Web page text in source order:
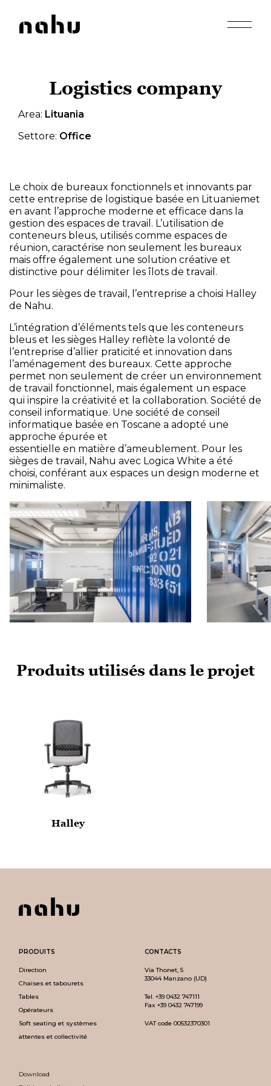
Logistics company
Area: Lituania
Settore: Office
Le choix de bureaux fonctionnels et innovants par
cette entreprise de logistique basée en Lituaniemet
en avant l’approche moderne et efficace dans la
gestion des espaces de travail. L’utilisation de
conteneurs bleus, utilisés comme espaces de
réunion, caractérise non seulement les bureaux
mais offre également une solution créative et
distinctive pour délimiter les îlots de travail.
Pour les sièges de travail, l’entreprise a choisi Halley
de Nahu.
L’intégration d’éléments tels que les conteneurs
bleus et les sièges Halley reflète la volonté de
l’entreprise d’allier praticité et innovation dans
l’aménagement des bureaux. Cette approche
permet non seulement de créer un environnement
de travail fonctionnel, mais également un espace
qui inspire la créativité et la collaboration. Société de
conseil informatique. Une société de conseil
informatique basée en Toscane a adopté une
approche épurée et
essentielle en matière d’ameublement. Pour les
sièges de travail, Nahu avec Logica White a été
choisi, conférant aux espaces un design moderne et
minimaliste.
Produits utilisés dans le projet
Halley
PRODUITS
Direction
Chaises et tabourets
Tables
Opérateurs
Soft seating et systèmes
attentes et collectivité
Download
CONTACTS
Via Thonet, 5
33044 Manzano (UD)
Tel. +39 0432 747111
Fax +39 0432 747199
VAT code 00532370301